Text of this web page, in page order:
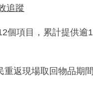
追蹤
個項目，累計提供
返現場取回物品期